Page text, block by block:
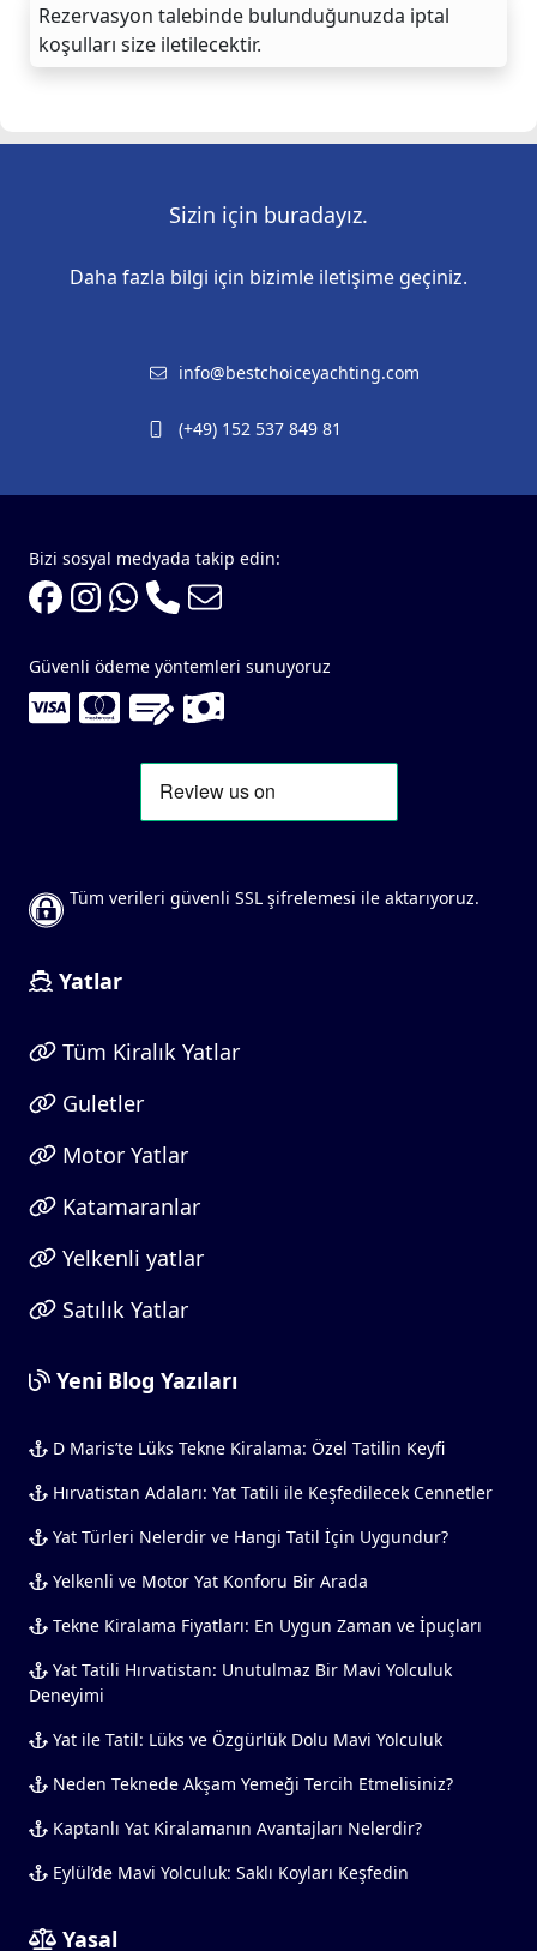
Rezervasyon talebinde bulunduğunuzda iptal
koşulları size iletilecektir.
Sizin için buradayız.
Daha fazla bilgi için bizimle iletişime geçiniz.
info@bestchoiceyachting.com
(+49) 152 537 849 81
Bizi sosyal medyada takip edin:
Güvenli ödeme yöntemleri sunuyoruz
Tüm verileri güvenli SSL şifrelemesi ile aktarıyoruz.
Yatlar
Tüm Kiralık Yatlar
Guletler
Motor Yatlar
Katamaranlar
Yelkenli yatlar
Satılık Yatlar
Yeni Blog Yazıları
D Maris’te Lüks Tekne Kiralama: Özel Tatilin Keyfi
Hırvatistan Adaları: Yat Tatili ile Keşfedilecek Cennetler
Yat Türleri Nelerdir ve Hangi Tatil İçin Uygundur?
Yelkenli ve Motor Yat Konforu Bir Arada
Tekne Kiralama Fiyatları: En Uygun Zaman ve İpuçları
Yat Tatili Hırvatistan: Unutulmaz Bir Mavi Yolculuk
Deneyimi
Yat ile Tatil: Lüks ve Özgürlük Dolu Mavi Yolculuk
Neden Teknede Akşam Yemeği Tercih Etmelisiniz?
Kaptanlı Yat Kiralamanın Avantajları Nelerdir?
Eylül’de Mavi Yolculuk: Saklı Koyları Keşfedin
Yasal